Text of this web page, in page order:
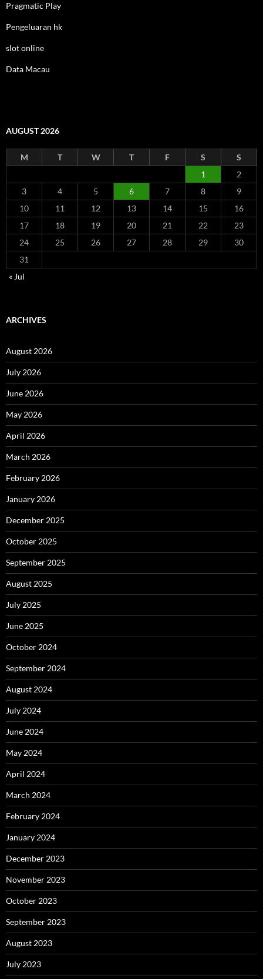
Pragmatic Play
Pengeluaran hk
slot online
Data Macau
AUGUST 2026
M T W T F S
S
1
2
3
4 5 6 7 8
9
10
11 12 13 14 15
16
17
18 19 20 21 22
23
24
25 26 27 28 29
30
31
« Jul
ARCHIVES
August 2026
July 2026
June 2026
May 2026
April 2026
March 2026
February 2026
January 2026
December 2025
October 2025
September 2025
August 2025
July 2025
June 2025
October 2024
September 2024
August 2024
July 2024
June 2024
May 2024
April 2024
March 2024
February 2024
January 2024
December 2023
November 2023
October 2023
September 2023
August 2023
July 2023